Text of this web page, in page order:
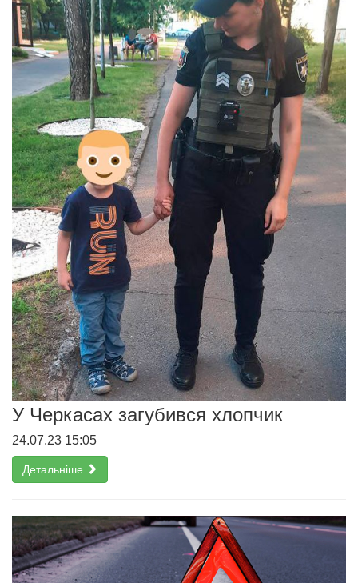
У Черкасах загубився хлопчик
24.07.23 15:05
Детальніше